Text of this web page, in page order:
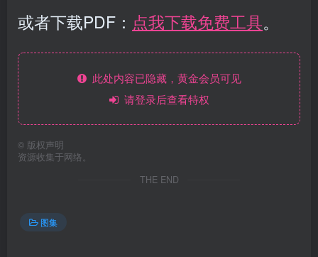
或者下载PDF： 点我下载免费工具。
此处内容已隐藏，黄金会员可见
请登录后查看特权
© 版权声明
资源收集于网络。
THE END
图集